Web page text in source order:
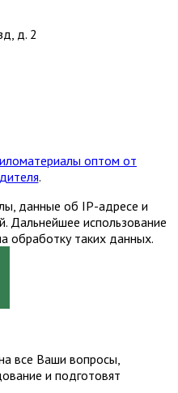
д. 2
оптом от
.
данные об IP-адресе и
Дальнейшее использование
обработку таких данных.
все Ваши вопросы,
и подготовят